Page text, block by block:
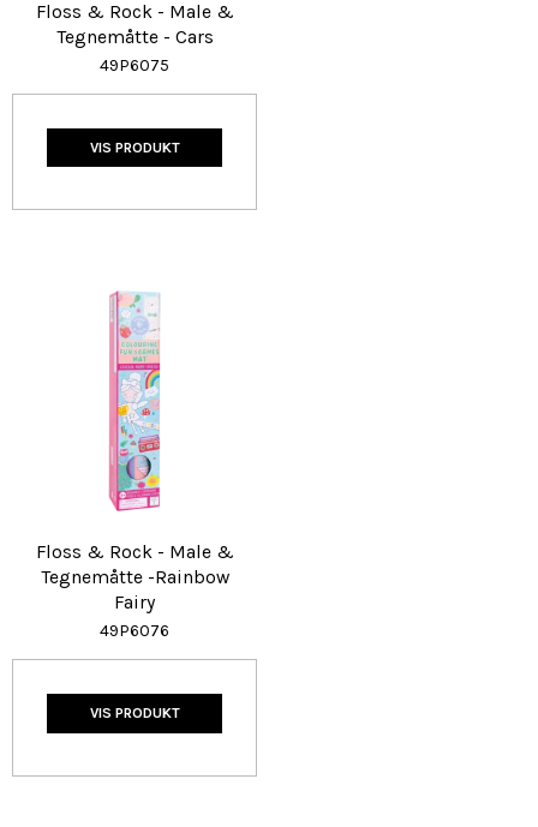
Floss & Rock - Male &
Tegnemåtte - Cars
49P6075
VIS PRODUKT
Floss & Rock - Male &
Tegnemåtte -Rainbow
Fairy
49P6076
VIS PRODUKT